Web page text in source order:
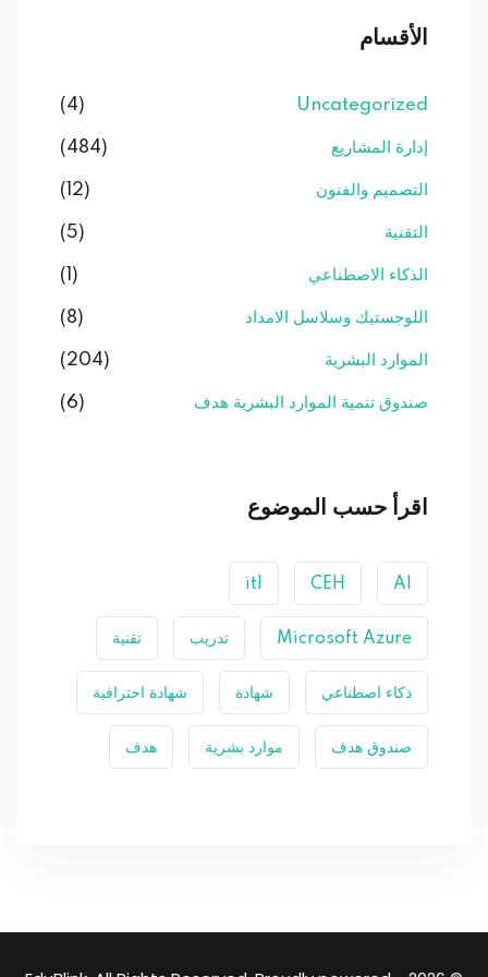
الأقسام
Uncategorized
(4)
إدارة المشاريع (484)
التصميم والفنون (12)
التقنية (5)
الذكاء الاصطناعي (1)
اللوجستيك وسلاسل الامداد (8)
الموارد البشرية (204)
صندوق تنمية الموارد البشرية هدف (6)
اقرأ حسب الموضوع
AI
CEH
itl
Microsoft Azure تدريب تقنية
ذكاء اصطناعي شهادة شهادة احترافية
صندوق هدف موارد بشرية هدف